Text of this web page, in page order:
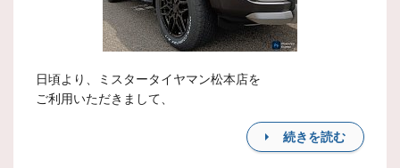
日頃より、ミスタータイヤマン松本店を
ご利用いただきまして、
続きを読む